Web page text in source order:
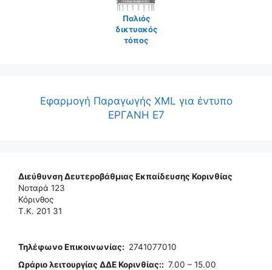
Παλιός
δικτυακός
τόπος
Εφαρμογή Παραγωγής XML για έντυπο
ΕΡΓΑΝΗ Ε7
Διεύθυνση Δευτεροβάθμιας Εκπαίδευσης Κορινθίας
Νοταρά 123
Κόρινθος
Τ.Κ. 201 31
Τηλέφωνo Επικοινωνίας: 2741077010
Ωράριο λειτουργίας ΔΔΕ Κορινθίας:: 7.00 – 15.00